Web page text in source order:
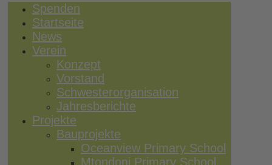
Spenden
Startseite
News
Verein
Konzept
Vorstand
Schwesterorganisation
Jahresberichte
Projekte
Bauprojekte
Oceanview Primary School
Mtondoni Primary School